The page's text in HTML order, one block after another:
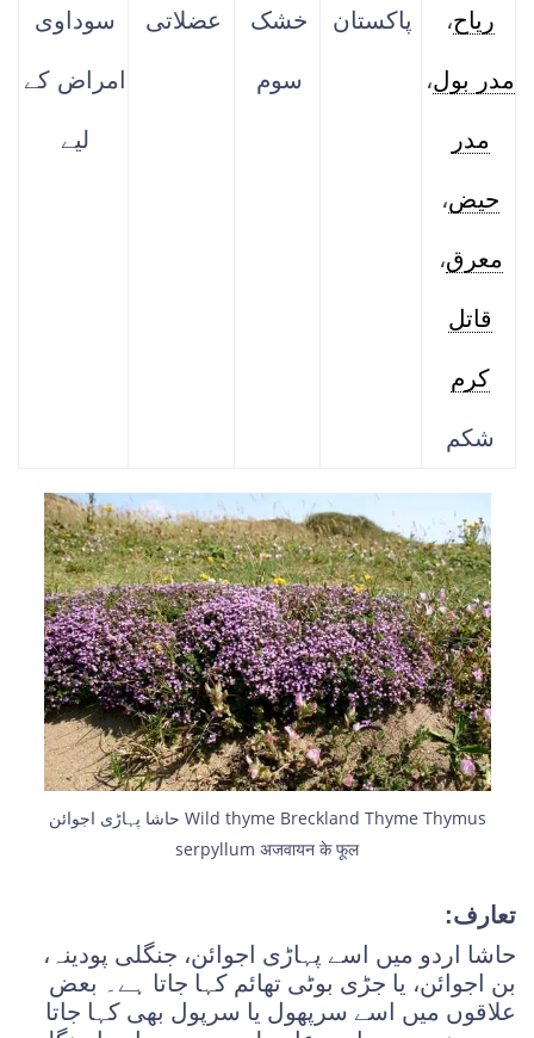
ریاح،
مدر بول،
مدر
حیض،
معرق،
قاتل
کرم
شکم
پاکستان خشک
سوم
عضلاتی سوداوی
امراض کے
لیے
حاشا پہاڑی اجوائن Wild thyme Breckland Thyme Thymus
serpyllum अजवायन के फूल
تعارف:
حاشا اردو میں اسے پہاڑی اجوائن، جنگلی پودینہ،
بن اجوائن، یا جڑی بوٹی تھائم کہا جاتا ہے۔ بعض
علاقوں میں اسے سرپھول یا سرپول بھی کہا جاتا